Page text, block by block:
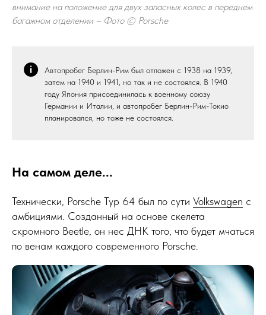
внимание на положение для двух запасных колес в переднем
багажном отделении – Фото © Porsche
Автопробег Берлин-Рим был отложен с 1938 на 1939,
затем на 1940 и 1941, но так и не состоялся. В 1940
году Япония присоединилась к военному союзу
Германии и Италии, и автопробег Берлин-Рим-Токио
планировался, но тоже не состоялся.
На самом деле...
Технически, Porsche Typ 64 был по сути Volkswagen с
амбициями. Созданный на основе скелета
скромного Beetle, он нес ДНК того, что будет мчаться
по венам каждого современного Porsche.